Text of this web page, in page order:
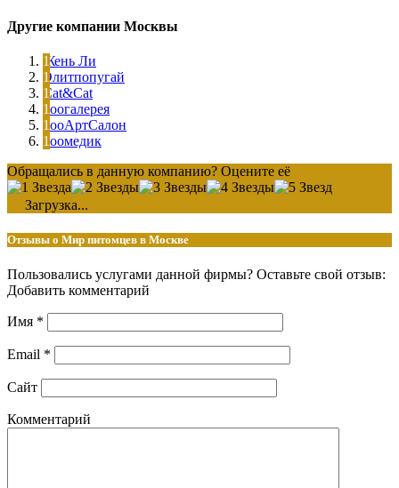
Другие компании Москвы
Жень Ли
Элитпопугай
Cat&Cat
Зоогалерея
ЗооАртСалон
Зоомедик
Обращались в данную компанию? Оцените её
Загрузка...
Отзывы о Мир питомцев в Москве
Пользовались услугами данной фирмы? Оставьте свой отзыв:
Добавить комментарий
Имя *
Email *
Сайт
Комментарий